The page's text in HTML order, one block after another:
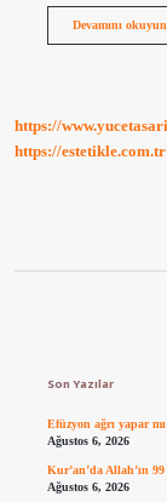
Devamını okuyun
https://
https://estetikle.com.tr
Son Yazılar
Efüzyon ağrı yapar
Ağustos 6, 2026
Kur’an’da Allah’ın
Ağustos 6, 2026